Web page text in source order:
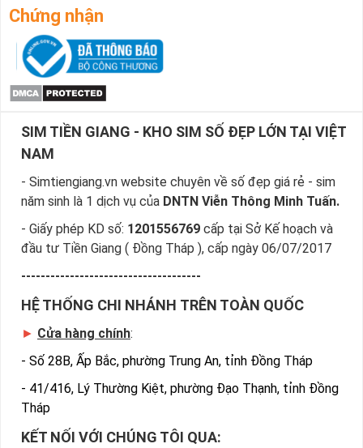
Chứng nhận
SIM TIỀN GIANG - KHO SIM SỐ ĐẸP LỚN TẠI VIỆT
NAM
- Simtiengiang.vn website chuyên về số đẹp giá rẻ - sim
năm sinh là 1 dịch vụ của DNTN Viễn Thông Minh Tuấn.
- Giấy phép KD số: 1201556769 cấp tại Sở Kế hoạch và
đầu tư Tiền Giang ( Đồng Tháp ), cấp ngày 06/07/2017
-------------------------------------
HỆ THỐNG CHI NHÁNH TRÊN TOÀN QUỐC
► Cửa hàng chính:
- Số 28B, Ấp Bắc, phường Trung An, tỉnh Đồng Tháp
- 41/416, Lý Thường Kiệt, phường Đạo Thạnh, tỉnh Đồng
Tháp
KẾT NỐI VỚI CHÚNG TÔI QUA: